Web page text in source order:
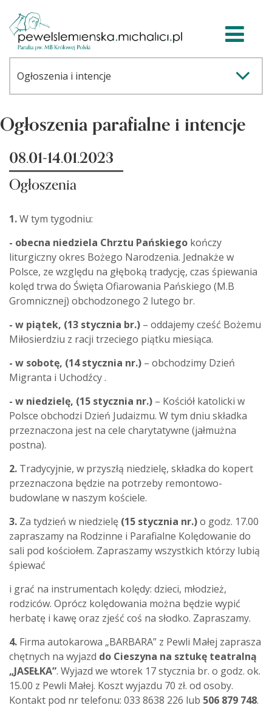
Ogłoszenia parafialne i intencje
08.01-14.01.2023
Ogłoszenia
1.W tym tygodniu:
- obecna niedziela Chrztu Pańskiego kończy
liturgiczny okres Bożego Narodzenia. Jednakże w
Polsce, ze względu na głęboką tradycję, czas śpiewania
kolęd trwa do Święta Ofiarowania Pańskiego (M.B
Gromnicznej) obchodzonego 2 lutego br.
- w piątek, (13 stycznia br.) – oddajemy cześć Bożemu
Miłosierdziu z racji trzeciego piątku miesiąca.
- w sobotę, (14 stycznia nr.) – obchodzimy Dzień
Migranta i Uchodźcy .
- w niedzielę, (15 stycznia nr.) – Kościół katolicki w
Polsce obchodzi Dzień Judaizmu. W tym dniu składka
przeznaczona jest na cele charytatywne (jałmużna
postna).
2. Tradycyjnie, w przyszłą niedzielę, składka do kopert
przeznaczona będzie na potrzeby remontowo-
budowlane w naszym kościele.
3. Za tydzień w niedzielę (15 stycznia nr.)o godz. 17.00
zapraszamy na Rodzinne i Parafialne Kolędowanie do
sali pod kościołem. Zapraszamy wszystkich którzy lubią
śpiewać
i grać na instrumentach kolędy: dzieci, młodzież,
rodziców. Oprócz kolędowania można będzie wypić
herbatę i kawę oraz zjeść coś na słodko. Zapraszamy.
4. Firma autokarowa „BARBARA” z Pewli Małej zaprasza
chętnych na wyjazd do Cieszyna na sztukę teatralną
„JASEŁKA”. Wyjazd we wtorek 17 stycznia br. o godz. ok.
15.00 z Pewli Małej. Koszt wyjazdu 70 zł. od osoby.
Kontakt pod nr telefonu: 033 8638 226 lub 506 879 748.